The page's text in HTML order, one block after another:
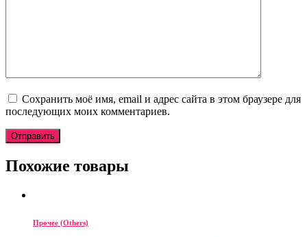
Сохранить моё имя, email и адрес сайта в этом браузере для
последующих моих комментариев.
Похожие товары
Прочее (Others)